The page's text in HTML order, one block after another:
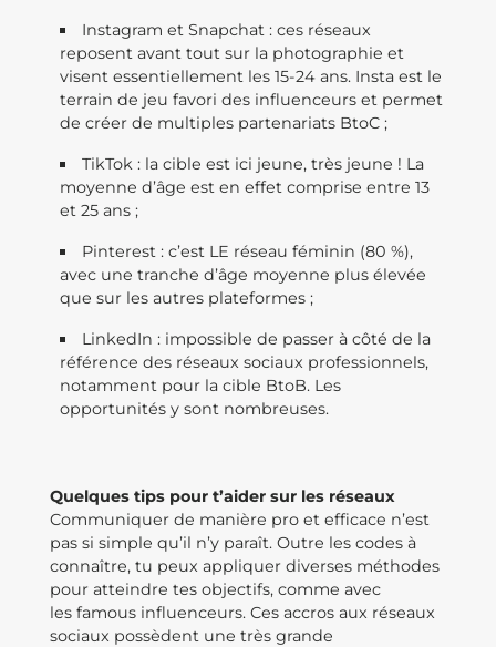
Instagram et Snapchat : ces réseaux
reposent avant tout sur la photographie et
visent essentiellement les 15-24 ans. Insta est le
terrain de jeu favori des influenceurs et permet
de créer de multiples partenariats BtoC ;
TikTok : la cible est ici jeune, très jeune ! La
moyenne d’âge est en effet comprise entre 13
et 25 ans ;
Pinterest : c’est LE réseau féminin (80 %),
avec une tranche d’âge moyenne plus élevée
que sur les autres plateformes ;
LinkedIn : impossible de passer à côté de la
référence des réseaux sociaux professionnels,
notamment pour la cible BtoB. Les
opportunités y sont nombreuses.
Quelques tips pour t’aider sur les réseaux
Communiquer de manière pro et efficace n’est
pas si simple qu’il n’y paraît. Outre les codes à
connaître, tu peux appliquer diverses méthodes
pour atteindre tes objectifs, comme avec
les famous influenceurs. Ces accros aux réseaux
sociaux possèdent une très grande